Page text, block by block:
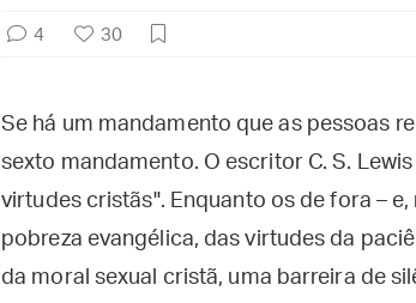
4 30
Se há um mandamento que as pessoas
sexto mandamento. O escritor C. S.
virtudes cristãs". Enquanto os de fora –
pobreza evangélica, das virtudes da
da moral sexual cristã, uma barreira de